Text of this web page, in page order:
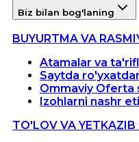
Biz bilan bog'laning
BUYURTMA VA
Atamalar va
Saytda
Ommaviy
Izohlarni nashr
TO'LOV VA YETKAZIB